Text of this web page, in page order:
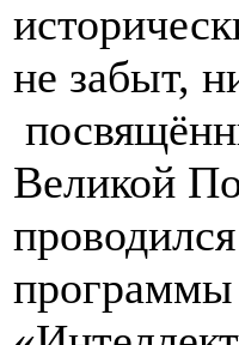
не забыт,
Великой
программы